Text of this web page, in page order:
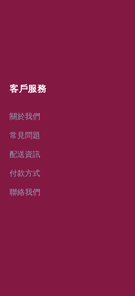
客戶服務
關於我們
常見問題
配送資訊
付款方式
聯絡我們